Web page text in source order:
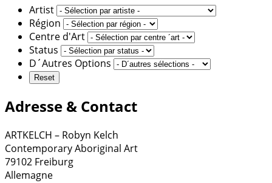
Artist
Région
Centre d'Art
Status
D´Autres Options
Adresse & Contact
ARTKELCH – Robyn Kelch
Contemporary Aboriginal Art
79102 Freiburg
Allemagne